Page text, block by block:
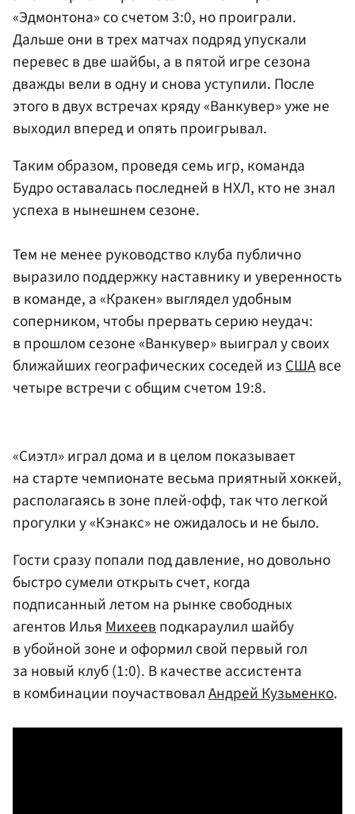
«Эдмонтона» со счетом 3:0, но проиграли.
Дальше они в трех матчах подряд упускали
перевес в две шайбы, а в пятой игре сезона
дважды вели в одну и снова уступили. После
этого в двух встречах кряду «Ванкувер» уже не
выходил вперед и опять проигрывал.
Таким образом, проведя семь игр, команда
Будро оставалась последней в НХЛ, кто не знал
успеха в нынешнем сезоне.
Тем не менее руководство клуба публично
выразило поддержку наставнику и уверенность
в команде, а «Кракен» выглядел удобным
соперником, чтобы прервать серию неудач:
в прошлом сезоне «Ванкувер» выиграл у своих
ближайших географических соседей изСШАвсе
четыре встречи с общим счетом 19:8.
«Сиэтл» играл дома и в целом показывает
на старте чемпионате весьма приятный хоккей,
располагаясь в зоне плей-офф, так что легкой
прогулки у «Кэнакс» не ожидалось и не было.
Гости сразу попали под давление, но довольно
быстро сумели открыть счет, когда
подписанный летом на рынке свободных
агентов ИльяМихеевподкараулил шайбу
в убойной зоне и оформил свой первый гол
за новый клуб (1:0). В качестве ассистента
в комбинации поучаствовалАндрей Кузьменко.